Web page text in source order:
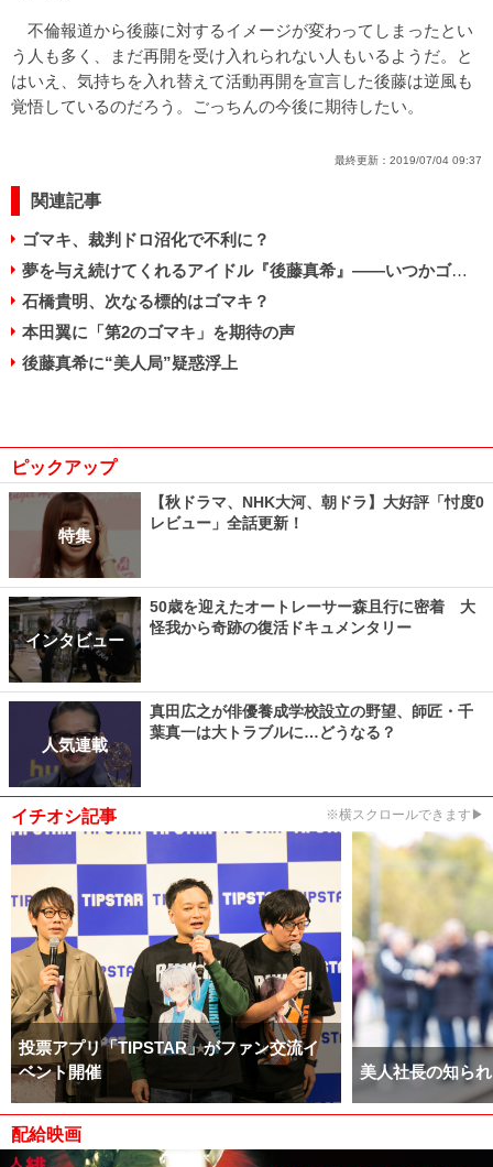
不倫報道から後藤に対するイメージが変わってしまったとい
う人も多く、まだ再開を受け入れられない人もいるようだ。と
はいえ、気持ちを入れ替えて活動再開を宣言した後藤は逆風も
覚悟しているのだろう。ごっちんの今後に期待したい。
最終更新： 2019/07/04 09:37
関連記事
ゴマキ、裁判ドロ沼化で不利に？
夢を与え続けてくれるアイドル『後藤真希』――いつかゴマキと朝帰りッ
石橋貴明、次なる標的はゴマキ？
本田翼に「第2のゴマキ」を期待の声
後藤真希に“美人局”疑惑浮上
ピックアップ
特集
【秋ドラマ、NHK大河、朝ドラ】大好評「忖度0
レビュー」全話更新！
インタビュー
50歳を迎えたオートレーサー森且行に密着 大
怪我から奇跡の復活ドキュメンタリー
人気連載
真田広之が俳優養成学校設立の野望、師匠・千
葉真一は大トラブルに…どうなる？
イチオシ記事 ※横スクロールできます▶
投票アプリ「TIPSTAR」がファン交流イ
ベント開催
美人社長の知ら
配給映画